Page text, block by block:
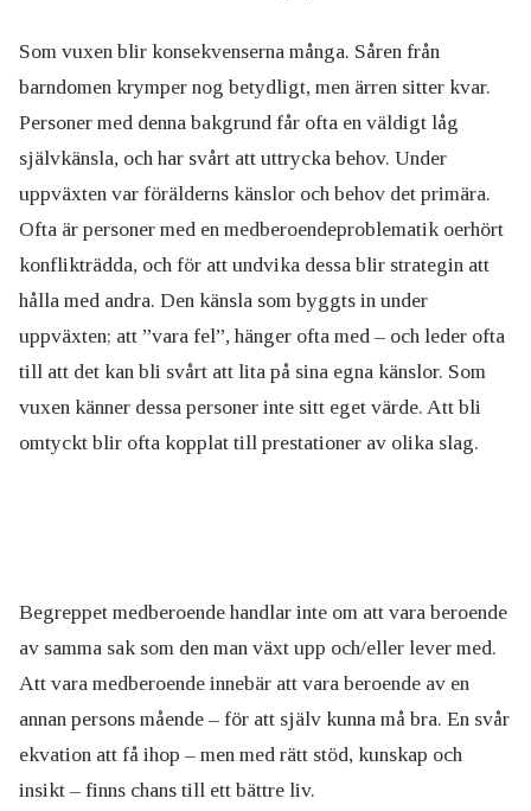
Som vuxen blir konsekvenserna många. Såren från
barndomen krymper nog betydligt, men ärren sitter kvar.
Personer med denna bakgrund får ofta en väldigt låg
självkänsla, och har svårt att uttrycka behov. Under
uppväxten var förälderns känslor och behov det primära.
Ofta är personer med en medberoendeproblematik oerhört
konflikträdda, och för att undvika dessa blir strategin att
hålla med andra. Den känsla som byggts in under
uppväxten; att ”vara fel”, hänger ofta med – och leder ofta
till att det kan bli svårt att lita på sina egna känslor. Som
vuxen känner dessa personer inte sitt eget värde. Att bli
omtyckt blir ofta kopplat till prestationer av olika slag.
Begreppet medberoende handlar inte om att vara beroende
av samma sak som den man växt upp och/eller lever med.
Att vara medberoende innebär att vara beroende av en
annan persons mående – för att själv kunna må bra. En svår
ekvation att få ihop – men med rätt stöd, kunskap och
insikt – finns chans till ett bättre liv.